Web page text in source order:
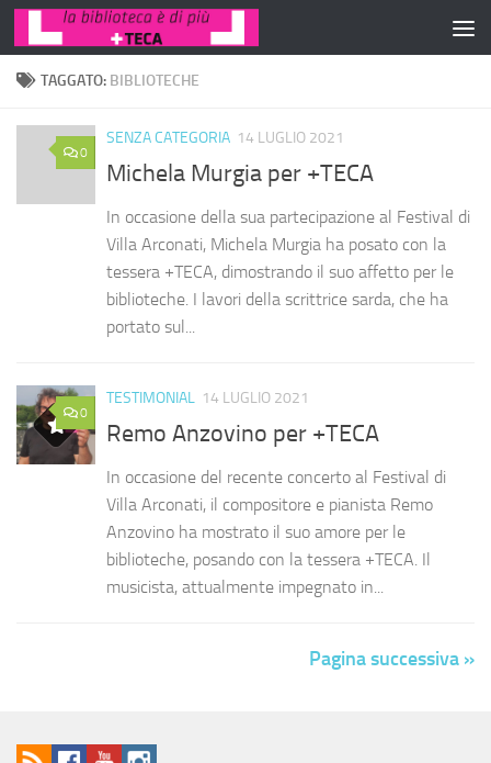
Salta al contenuto
TAGGATO: BIBLIOTECHE
0
SENZA CATEGORIA 14 LUGLIO 2021
Michela Murgia per +TECA
In occasione della sua partecipazione al Festival di
Villa Arconati, Michela Murgia ha posato con la
tessera +TECA, dimostrando il suo affetto per le
biblioteche. I lavori della scrittrice sarda, che ha
portato sul...
0
TESTIMONIAL 14 LUGLIO 2021
Remo Anzovino per +TECA
In occasione del recente concerto al Festival di
Villa Arconati, il compositore e pianista Remo
Anzovino ha mostrato il suo amore per le
biblioteche, posando con la tessera +TECA. Il
musicista, attualmente impegnato in...
Pagina successiva »